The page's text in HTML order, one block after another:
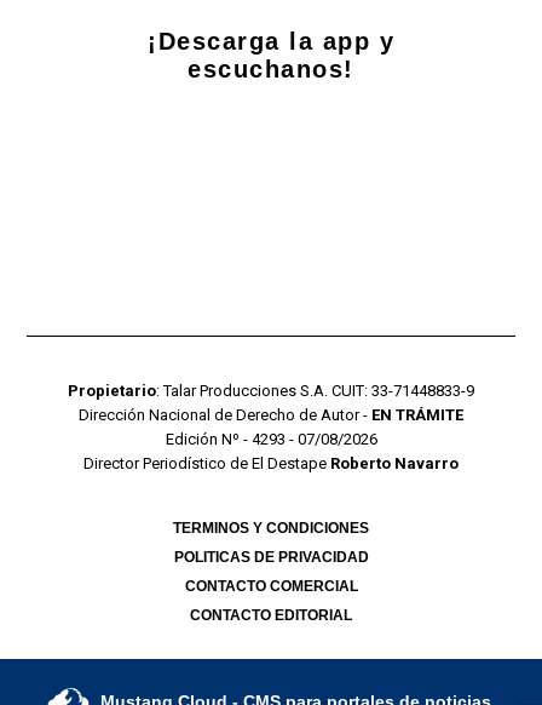
¡Descarga la app y
escuchanos!
Propietario: Talar Producciones S.A. CUIT: 33-71448833-9
Dirección Nacional de Derecho de Autor - EN TRÁMITE
Edición Nº - 4293 - 07/08/2026
Director Periodístico de El Destape Roberto Navarro
TERMINOS Y CONDICIONES
POLITICAS DE PRIVACIDAD
CONTACTO COMERCIAL
CONTACTO EDITORIAL
Mustang Cloud - CMS para portales de noticias